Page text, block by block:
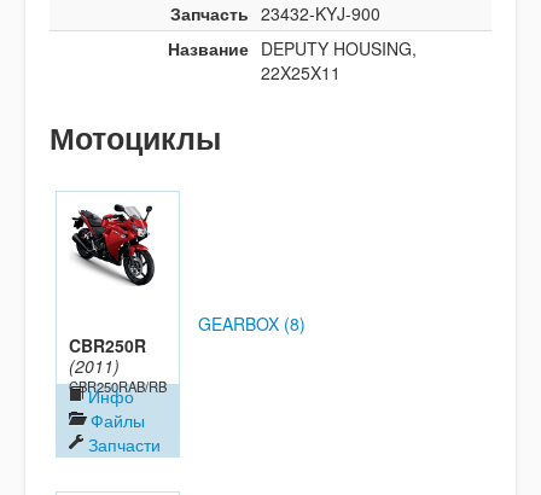
Запчасть 23432-KYJ-900
Название DEPUTY HOUSING,
22X25X11
Мотоциклы
CBR250R
(2011)
CBR250RAB/RB
Инфо
Файлы
Запчасти
GEARBOX (8)